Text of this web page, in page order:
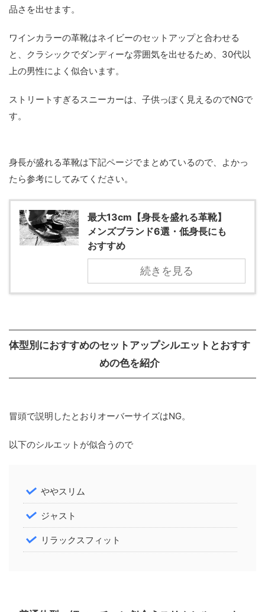
品さを出せます。
ワインカラーの革靴はネイビーのセットアップと合わせる
と、クラシックでダンディーな雰囲気を出せるため、30代以
上の男性によく似合います。
ストリートすぎるスニーカーは、子供っぽく見えるのでNGで
す。
身長が盛れる革靴は下記ページでまとめているので、よかっ
たら参考にしてみてください。
最大13cm【身長を盛れる革靴】
メンズブランド6選・低身長にも
おすすめ
続きを見る
体型別におすすめのセットアップシルエットとおすす
めの色を紹介
冒頭で説明したとおりオーバーサイズはNG。
以下のシルエットが似合うので
ややスリム
ジャスト
リラックスフィット